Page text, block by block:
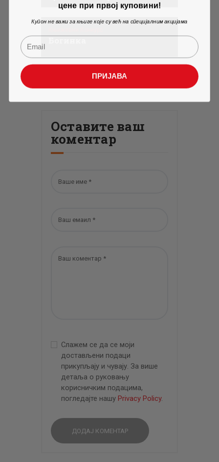
Оставите ваш
коментар
Слажем се да се моји
достављени подаци
прикупљају и чувају. За више
детаља о руковању
корисничким подацима,
погледајте нашу Privacy Policy.
цене при првој куповини!
Купон не важи за књиге које су већ на специјалним акцијама
ПРИЈАВА